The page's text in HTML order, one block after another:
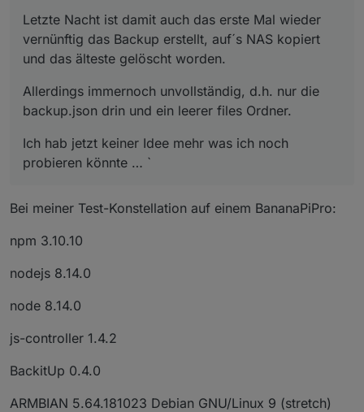
Letzte Nacht ist damit auch das erste Mal wieder
vernünftig das Backup erstellt, auf´s NAS kopiert
und das älteste gelöscht worden.
Allerdings immernoch unvollständig, d.h. nur die
backup.json drin und ein leerer files Ordner.
Ich hab jetzt keiner Idee mehr was ich noch
probieren könnte … `
Bei meiner Test-Konstellation auf einem BananaPiPro:
npm 3.10.10
nodejs 8.14.0
node 8.14.0
js-controller 1.4.2
BackitUp 0.4.0
ARMBIAN 5.64.181023 Debian GNU/Linux 9 (stretch)